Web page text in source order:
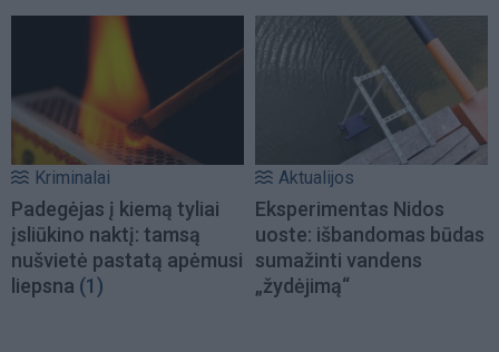
Kriminalai
Padegėjas į kiemą tyliai
įsliūkino naktį: tamsą
nušvietė pastatą apėmusi
liepsna (1)
Aktualijos
Eksperimentas Nidos
uoste: išbandomas būdas
sumažinti vandens
„žydėjimą“